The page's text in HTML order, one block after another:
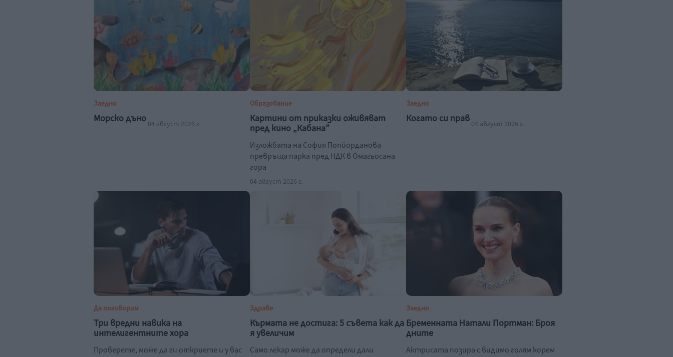
Заедно
Морско дъно 04 август 2026 г.
Образование
Картини от приказки оживяват
пред кино „Кабана”
Изложбата на София Попйорданова
превръща парка пред НДК в Омагьосана
гора
04 август 2026 г.
Заедно
Когато си прав 04 август 2026 г.
Да поговорим
Три вредни навика на
интелигентните хора
Проверете, може да ги откриете и у вас
Здраве
Кърмата не достига: 5 съвета как да
я увеличим
Само лекар може да определи дали
Заедно
Бременната Натали Портман: Броя
дните
Актрисата позира с видимо голям корем